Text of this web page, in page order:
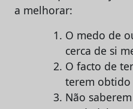
a melhorar:
O medo de
cerca de si
O facto de
terem obtido
Não